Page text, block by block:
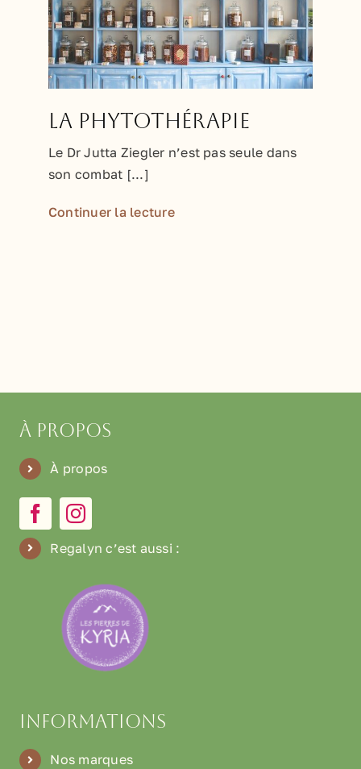
La phytothérapie
Le Dr Jutta Ziegler n’est pas seule dans
son combat [...]
Continuer la lecture
À propos
À propos
Regalyn c’est aussi :
Informations
Nos marques